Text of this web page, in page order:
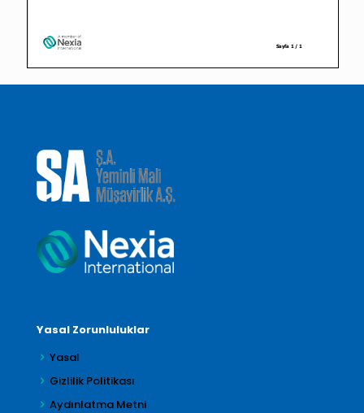
Yasal Zorunluluklar
Yasal
Gizlilik Politikası
Aydınlatma Metni